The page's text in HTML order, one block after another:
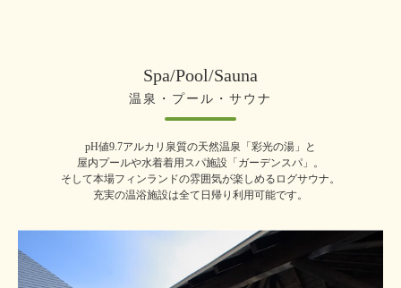
Spa/Pool/Sauna
温泉・プール・サウナ
pH値9.7アルカリ泉質の天然温泉「彩光の湯」と
屋内プールや水着着用スパ施設「ガーデンスパ」。
そして本場フィンランドの雰囲気が楽しめるログサウナ。
充実の温浴施設は全て日帰り利用可能です。